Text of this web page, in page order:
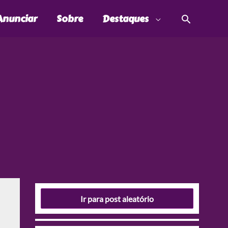
Sobre Destaques
Ir para post aleatório